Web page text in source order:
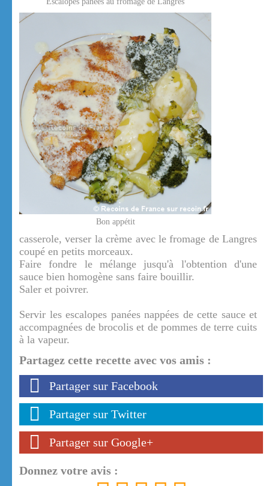
Bon appétit
casserole, verser la crème avec le fromage de Langres
coupé en petits morceaux.
Faire fondre le mélange jusqu'à l'obtention d'une
sauce bien homogène sans faire bouillir.
Saler et poivrer.
Servir les escalopes panées nappées de cette sauce et
accompagnées de brocolis et de pommes de terre cuits
à la vapeur.
Partagez cette recette avec vos amis :
Partager sur Facebook
Partager sur Twitter
Partager sur Google+
Donnez votre avis :